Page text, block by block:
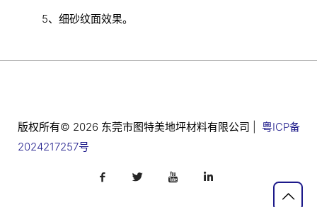
5、细砂纹面效果。
版权所有© 2026 东莞市图特美地坪材料有限公司 |粤ICP备
2024217257号